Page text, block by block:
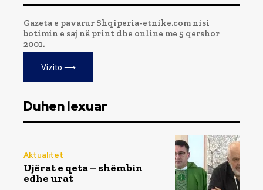
Gazeta e pavarur Shqiperia-etnike.com nisi
botimin e saj në print dhe online me 5 qershor
2001.
Vizito ⟶
Duhen lexuar
Aktualitet
Ujërat e qeta – shëmbin
edhe urat